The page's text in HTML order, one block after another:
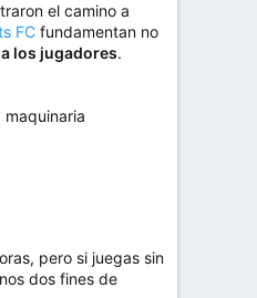
el camino a
FC fundamentan no
los jugadores.
pero si juegas sin
dos fines de